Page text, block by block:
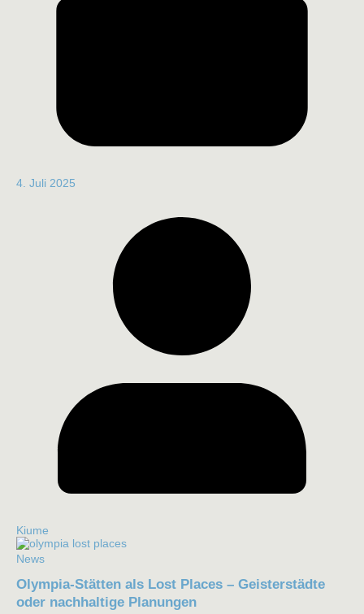
4. Juli 2025
Kiume
News
Olympia-Stätten als Lost Places – Geisterstädte
oder nachhaltige Planungen